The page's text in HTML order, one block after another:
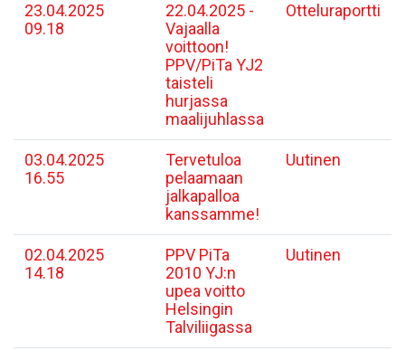
23.04.2025
09.18
22.04.2025 -
Vajaalla
voittoon!
PPV/PiTa YJ2
taisteli
hurjassa
maalijuhlassa
Otteluraportti
03.04.2025
16.55
​Tervetuloa
pelaamaan
jalkapalloa
kanssamme!
Uutinen
02.04.2025
14.18
PPV PiTa
2010 YJ:n
upea voitto
Helsingin
Talviliigassa
Uutinen